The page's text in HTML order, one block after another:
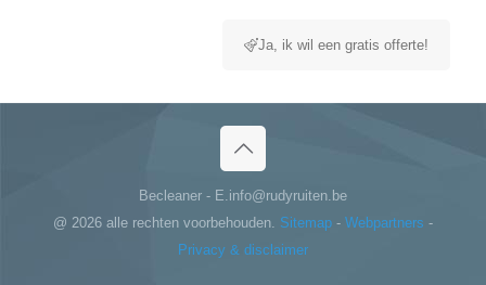
Ja, ik wil een gratis offerte!
Becleaner - E.info@rudyruiten.be
@ 2026 alle rechten voorbehouden. Sitemap - Webpartners -
Privacy & disclaimer